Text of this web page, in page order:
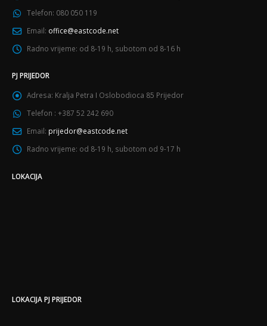
Telefon: 080 050 119
Email: office@eastcode.net
Radno vrijeme: od 8-19 h, subotom od 8-16 h
PJ PRIJEDOR
Adresa: Kralja Petra I Oslobodioca 85 Prijedor
Telefon : +387 52 242 690
Email: prijedor@eastcode.net
Radno vrijeme: od 8-19 h, subotom od 9-17 h
LOKACIJA
LOKACIJA PJ PRIJEDOR